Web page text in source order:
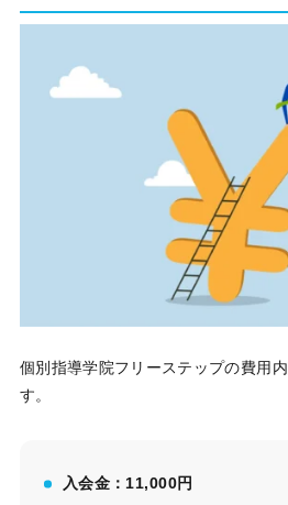
個別指導学院フリーステップの費用
す。
入会金：11,000円